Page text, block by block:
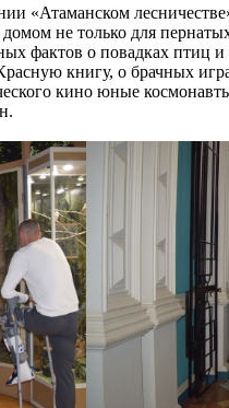
«Атаманском
не только для
фактов о повадках птиц
книгу, о брачных
кино юные